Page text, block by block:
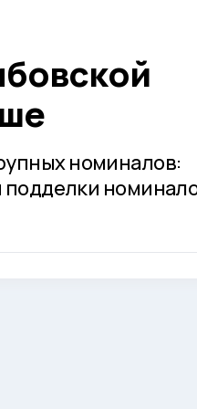
номиналов:
подделки